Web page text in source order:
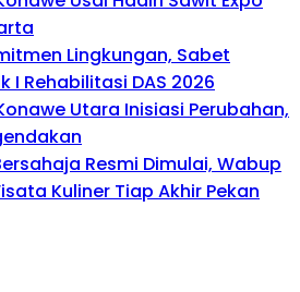
Lingkungan, Sabet
I Rehabilitasi DAS 2026
Utara Inisiasi Perubahan,
Resmi Dimulai, Wabup
Kuliner Tiap Akhir Pekan